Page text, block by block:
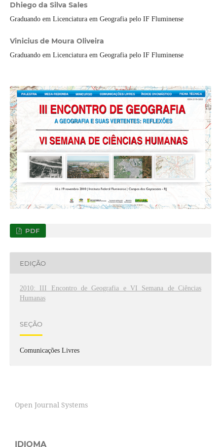
Dhiego da Silva Sales
Graduando em Licenciatura em Geografia pelo IF Fluminense
Vinicius de Moura Oliveira
Graduando em Licenciatura em Geografia pelo IF Fluminense
PDF
EDIÇÃO
2010: III Encontro de Geografia e VI Semana de Ciências
Humanas
SEÇÃO
Comunicações Livres
Open Journal Systems
IDIOMA